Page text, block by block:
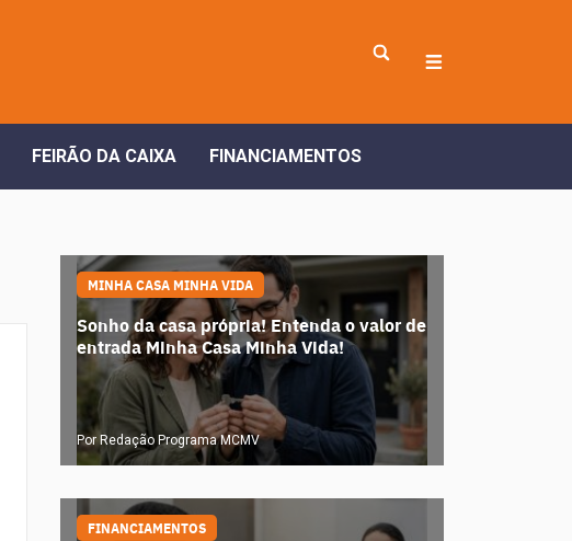
FEIRÃO DA CAIXA FINANCIAMENTOS
MINHA CASA MINHA VIDA
Sonho da casa própria! Entenda o valor de
entrada Minha Casa Minha Vida!
Por Redação Programa MCMV
FINANCIAMENTOS